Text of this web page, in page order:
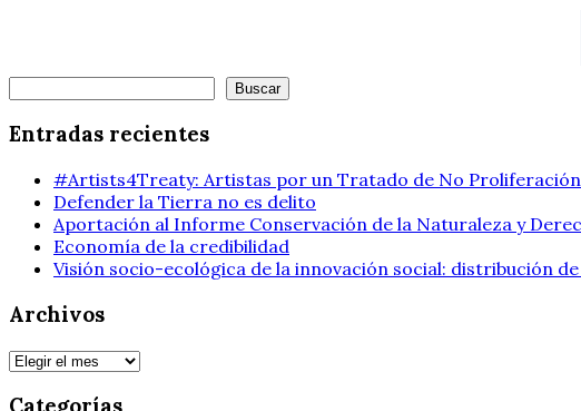
Buscar
Entradas recientes
#Artists4Treaty: Artistas por un Tratado de No Proliferación
Defender la Tierra no es delito
Aportación al Informe Conservación de la Naturaleza y
Economía de la credibilidad
Visión socio-ecológica de la innovación social: distribución
Archivos
Archivos